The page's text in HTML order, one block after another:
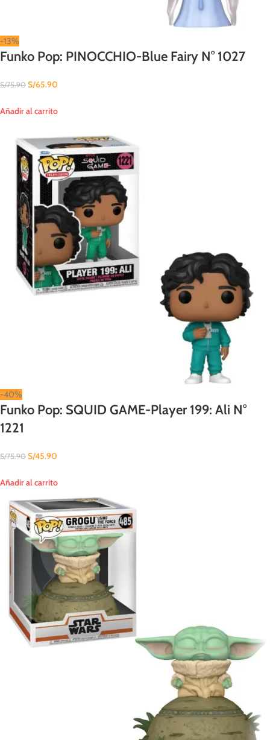
-13%
Funko Pop: PINOCCHIO-Blue Fairy N° 1027
S/75.90 S/65.90
Añadir al carrito
-40%
Funko Pop: SQUID GAME-Player 199: Ali N°
1221
S/75.90 S/45.90
Añadir al carrito